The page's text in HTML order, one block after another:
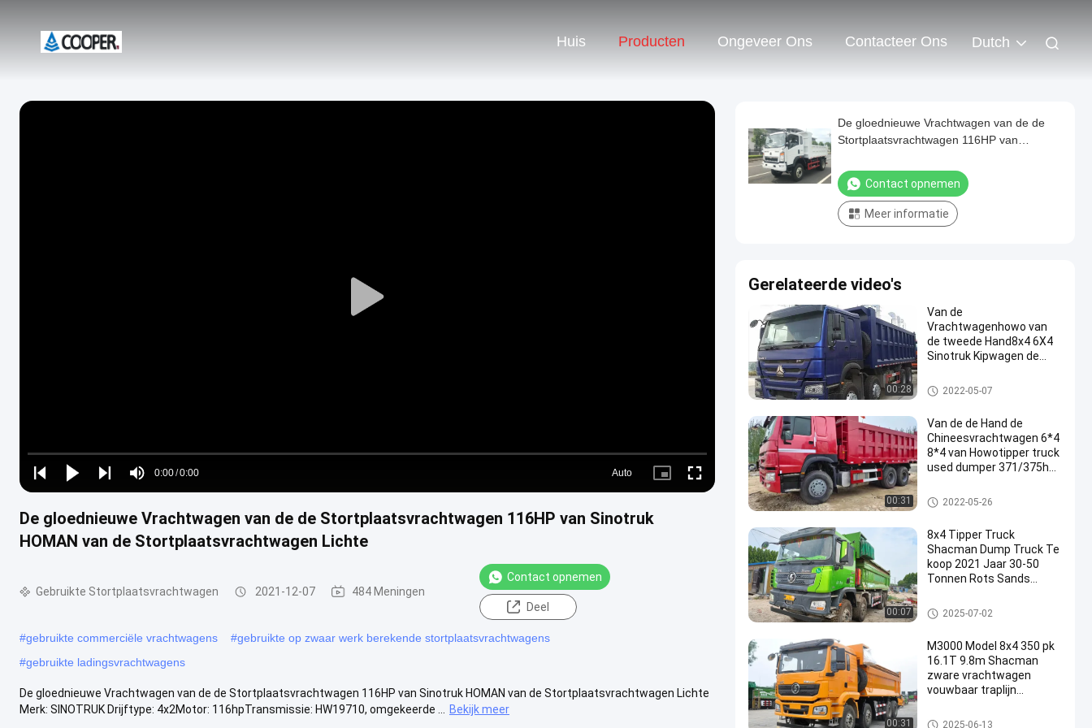
Huis Producten Ongeveer Ons Contacteer Ons Dutch
Play
Play
Play
Play
Mute
Time
0:00/0:00
Loaded:
0%
Auto
Picture- Fullscreen
De gloednieuwe Vrachtwagen van de de Stortplaatsvrachtwagen 116HP van Sinotruk
HOMAN van de Stortplaatsvrachtwagen Lichte
Gebruikte Stortplaatsvrachtwagen 2021-12-07 484 Meningen
Contact opnemen
Deel
#gebruikte commerciële vrachtwagens #gebruikte op zwaar werk berekende stortplaatsvrachtwagens
#gebruikte ladingsvrachtwagens
De gloednieuwe Vrachtwagen van de de Stortplaatsvrachtwagen 116HP van Sinotruk HOMAN van de Stortplaatsvrachtwagen Lichte
Merk: SINOTRUK Drijftype: 4x2Motor: 116hpTransmissie: HW19710, omgekeerde ...
Bekijk meer
De gloednieuwe Vrachtwagen van de de
Stortplaatsvrachtwagen 116HP van
Stortplaatsvrachtwagen Lichte
Contact opnemen
Meer informatie
Gerelateerde video's
00:28
Van de
Vrachtwagenhowo van
de tweede Hand8x4 6X4
Sinotruk Kipwagen de
Trucks
Gebruikte Stortplaatsvrachtwa
gen
2022-05-07
00:31
Van de de Hand de
Chineesvrachtwagen 6*4
8*4 van Howotipper truck
used dumper 371/375hp
Aandrijving
Gebruikte Stortplaatsvrachtwa
gen
2022-05-26
00:07
8x4 Tipper Truck
Shacman Dump Truck Te
koop 2021 Jaar 30-50
Tonnen Rots Sands
Gebruikte Stortplaatsvrachtwa
gen
2025-07-02
00:31
M3000 Model 8x4 350 pk
16.1T 9.8m Shacman
zware vrachtwagen
vouwbaar traplijn
Gebruikte Stortplaatsvrachtwa
2025-06-13